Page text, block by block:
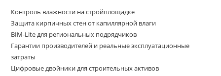
Контроль влажности на стройплощадке
Защита кирпичных стен от капиллярной влаги
BIM-Lite для региональных подрядчиков
Гарантии производителей и реальные эксплуатационные
затраты
Цифровые двойники для строительных активов